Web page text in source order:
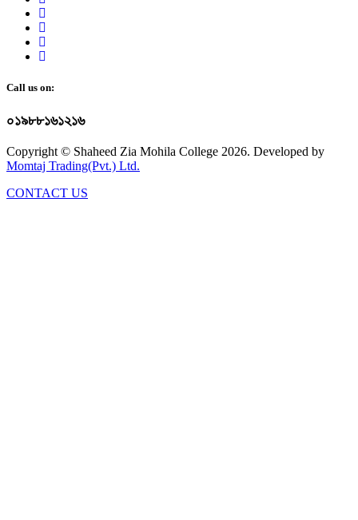
Call us on:
০১৯৮৮১৬১২১৬
Copyright © Shaheed Zia Mohila College 2026. Developed by
Momtaj Trading(Pvt.) Ltd.
CONTACT US